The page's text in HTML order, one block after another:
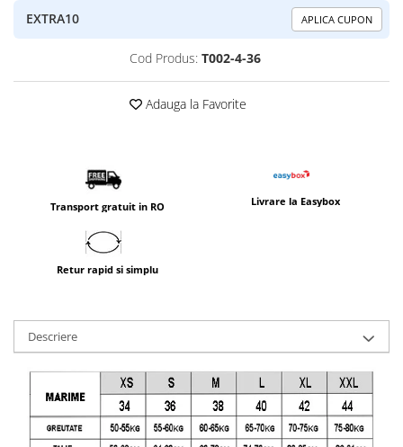
EXTRA10 APLICA CUPON
Cod Produs: T002-4-36
Adauga la Favorite
Transport gratuit in RO Livrare la Easybox
Retur rapid si simplu
Descriere